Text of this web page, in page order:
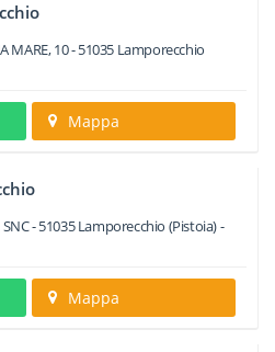
MARE, 10-51035 Lamporecchio
Mappa
-51035 Lamporecchio (Pistoia) -
Mappa